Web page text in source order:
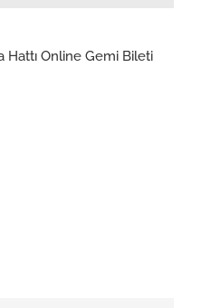
Hattı Online Gemi Bileti